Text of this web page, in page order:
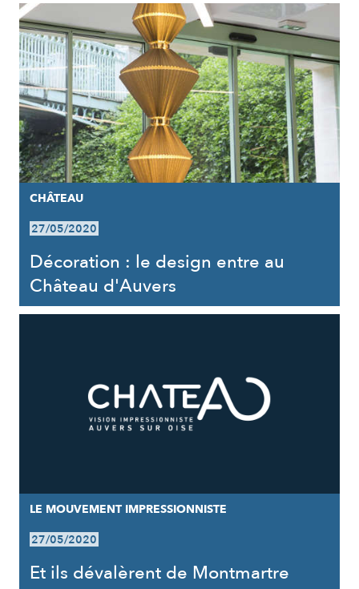
CHÂTEAU
27/05/2020
Décoration : le design entre au
Château d'Auvers
LE MOUVEMENT IMPRESSIONNISTE
27/05/2020
Et ils dévalèrent de Montmartre